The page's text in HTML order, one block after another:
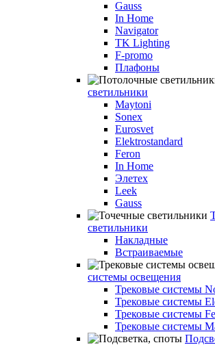
Gauss
In Home
Navigator
TK Lighting
F-promo
Плафоны
светильники
Maytoni
Sonex
Eurosvet
Elektrostandard
Feron
In Home
Элетех
Leek
Gauss
светильники
Накладные
Встраиваемые
системы освещения
Трековые системы
Трековые системы
Трековые системы
Трековые системы